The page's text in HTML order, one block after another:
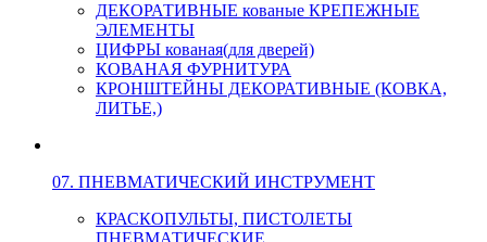
ДЕКОРАТИВНЫЕ кованые КРЕПЕЖНЫЕ
ЭЛЕМЕНТЫ
ЦИФРЫ кованая(для дверей)
КОВАНАЯ ФУРНИТУРА
КРОНШТЕЙНЫ ДЕКОРАТИВНЫЕ (КОВКА,
ЛИТЬЕ,)
07. ПНЕВМАТИЧЕСКИЙ ИНСТРУМЕНТ
КРАСКОПУЛЬТЫ, ПИСТОЛЕТЫ
ПНЕВМАТИЧЕСКИЕ